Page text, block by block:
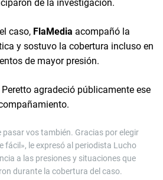
de la investigación.
caso, FlaMedia acompañó la
y sostuvo la cobertura incluso en
de mayor presión.
agradeció públicamente ese
pasar vos también. Gracias por elegir
fácil», le expresó al periodista Lucho
a las presiones y situaciones que
durante la cobertura del caso.